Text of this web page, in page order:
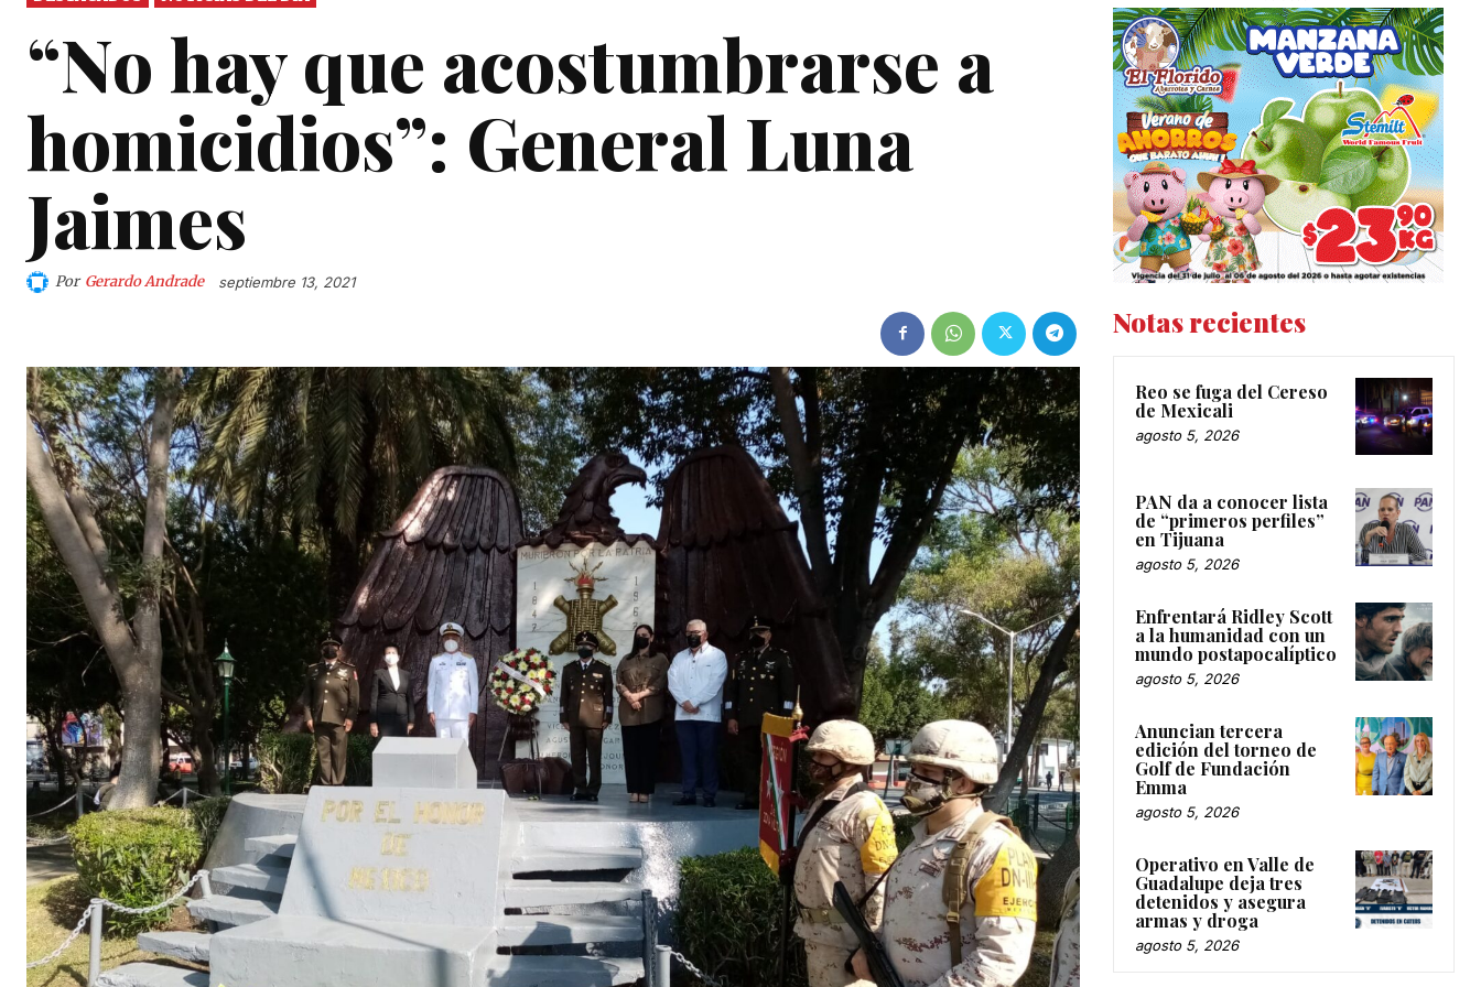
“No hay que acostumbrarse a
homicidios”: General Luna
Jaimes
Por Gerardo Andrade septiembre 13, 2021
Notas recientes
Reo se fuga del Cereso
de Mexicali
agosto 5, 2026
PAN da a conocer lista
de “primeros perfiles”
en Tijuana
agosto 5, 2026
Enfrentará Ridley Scott
a la humanidad con un
mundo postapocalíptico
agosto 5, 2026
Anuncian tercera
edición del torneo de
Golf de Fundación
Emma
agosto 5, 2026
Operativo en Valle de
Guadalupe deja tres
detenidos y asegura
armas y droga
agosto 5, 2026